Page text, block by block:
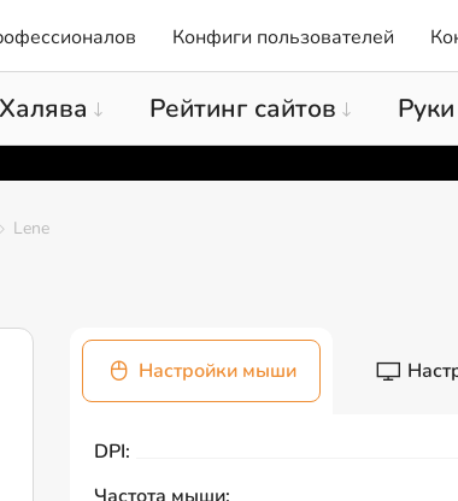
Конфиги пользователей
Халява Рейтинг сайтов
Lene
Настройки мыши
DPI: